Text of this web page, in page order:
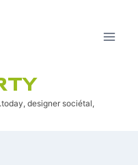
designer sociétal,